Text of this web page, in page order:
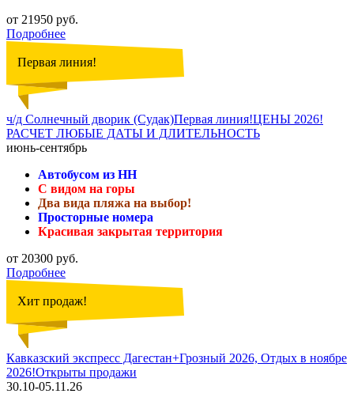
от 21950 руб.
Подробнее
Первая линия!
ч/д Солнечный дворик (Судак)Первая линия!ЦЕНЫ 2026!
РАСЧЕТ ЛЮБЫЕ ДАТЫ И ДЛИТЕЛЬНОСТЬ
июнь-сентябрь
Автобусом из НН
С видом на горы
Два вида пляжа на выбор!
Просторные номера
Красивая закрытая территория
от 20300 руб.
Подробнее
Хит продаж!
Кавказский экспресс Дагестан+Грозный 2026, Отдых в ноябре
2026!Открыты продажи
30.10-05.11.26